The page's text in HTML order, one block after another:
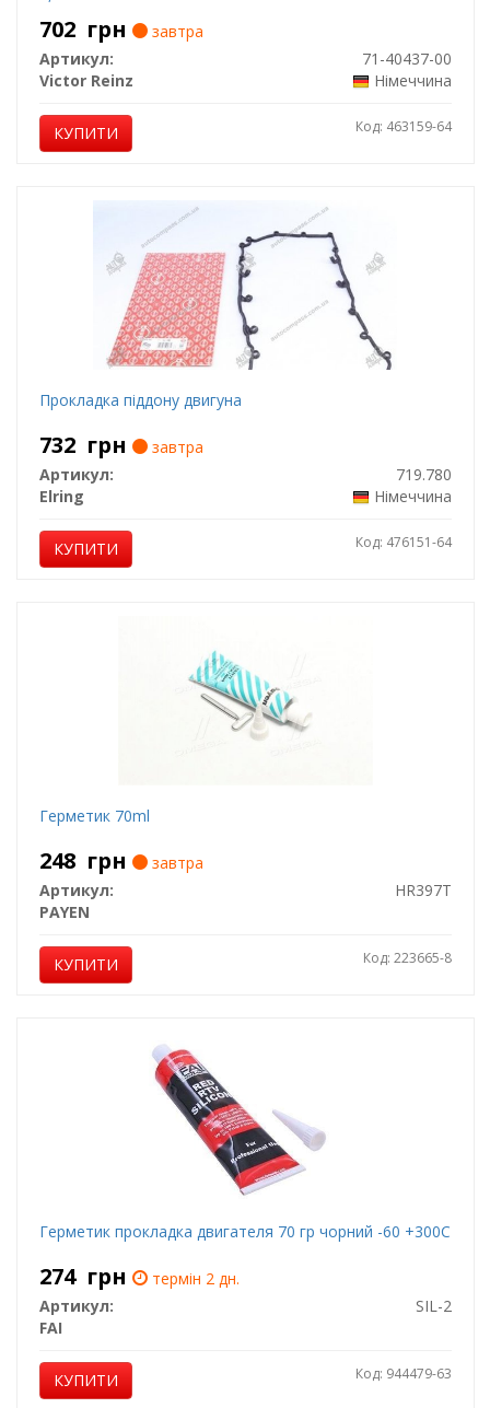
702 грн
завтра
Артикул:
71-40437-00
Victor Reinz
Німеччина
КУПИТИ Код: 463159-64
Прокладка піддону двигуна
732 грн
завтра
Артикул:
719.780
Elring
Німеччина
КУПИТИ Код: 476151-64
Герметик 70ml
248 грн
завтра
Артикул:
HR397T
PAYEN
КУПИТИ Код: 223665-8
Герметик прокладка двигателя 70 гр чорний -60 +300С
274 грн
термін 2 дн.
Артикул:
SIL-2
FAI
КУПИТИ Код: 944479-63